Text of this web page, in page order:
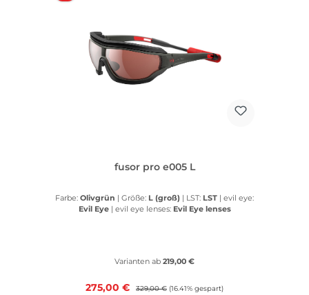
fusor pro e005 L
Farbe: Olivgrün | Größe: L (groß) | LST: LST | evil eye:
Evil Eye | evil eye lenses: Evil Eye lenses
Varianten ab 219,00 €
Verkaufspreis:
275,00 € Regulärer Preis:
329,00 € (16.41% gespart)